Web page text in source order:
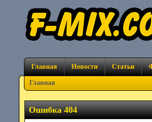
Главная Новости Статьи
Главная
Ошибка 404